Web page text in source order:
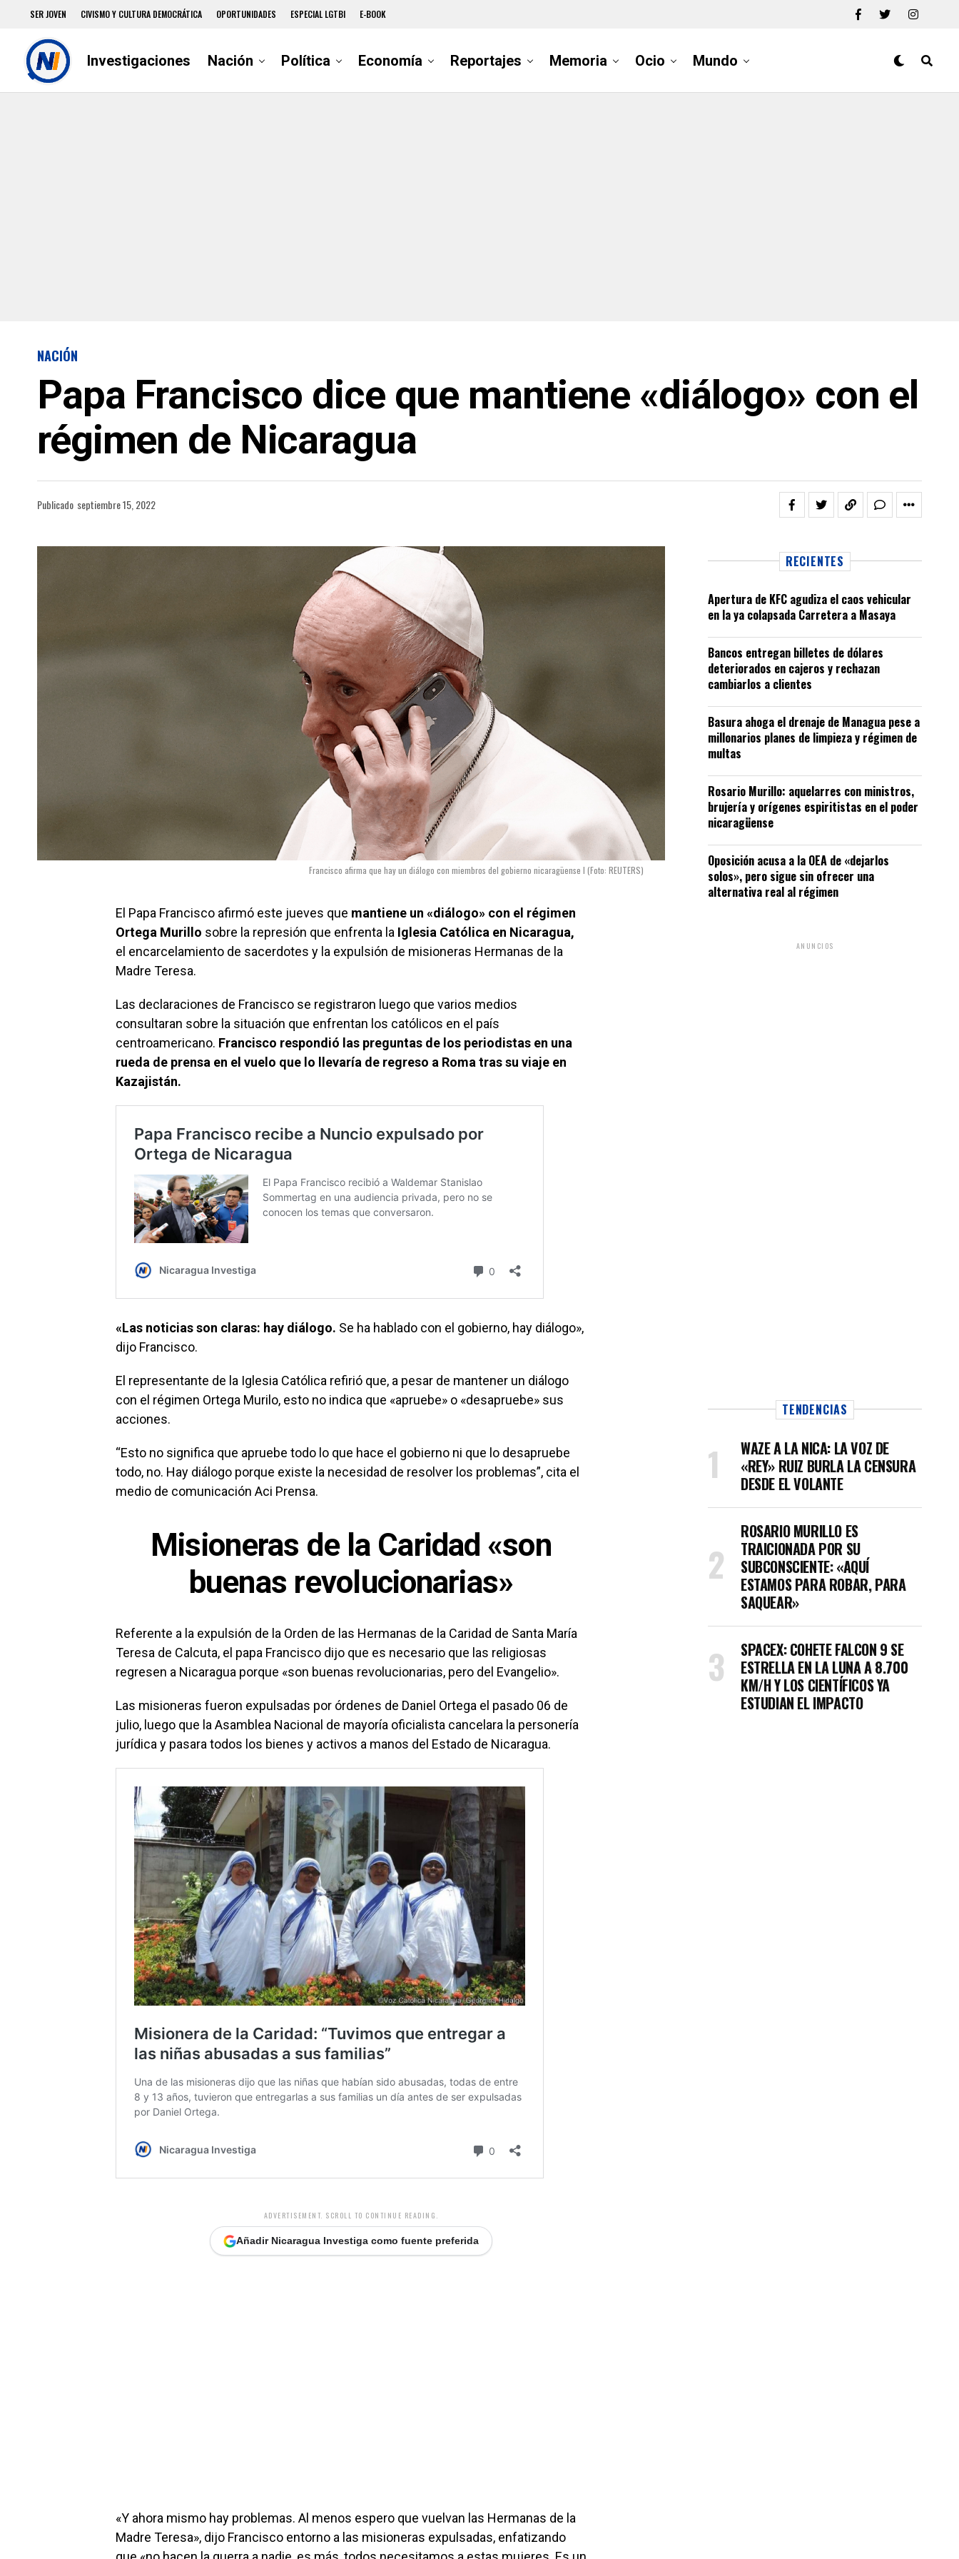
SER JOVEN CIVISMO Y CULTURA DEMOCRÁTICA OPORTUNIDADES ESPECIAL LGTBI E-BOOK
Investigaciones Nación Política Economía Reportajes Memoria Ocio Mundo
NACIÓN
Papa Francisco dice que mantiene «diálogo» con el
régimen de Nicaragua
Publicado septiembre 15, 2022
Francisco afirma que hay un diálogo con miembros del gobierno nicaragüense I (Foto: REUTERS)
El Papa Francisco afirmó este jueves que mantiene un «diálogo» con el régimen
Ortega Murillo sobre la represión que enfrenta la Iglesia Católica en Nicaragua,
el encarcelamiento de sacerdotes y la expulsión de misioneras Hermanas de la
Madre Teresa.
Las declaraciones de Francisco se registraron luego que varios medios
consultaran sobre la situación que enfrentan los católicos en el país
centroamericano. Francisco respondió las preguntas de los periodistas en una
rueda de prensa en el vuelo que lo llevaría de regreso a Roma tras su viaje en
Kazajistán.
«Las noticias son claras: hay diálogo. Se ha hablado con el gobierno, hay diálogo»,
dijo Francisco.
El representante de la Iglesia Católica refirió que, a pesar de mantener un diálogo
con el régimen Ortega Murilo, esto no indica que «apruebe» o «desapruebe» sus
acciones.
“Esto no significa que apruebe todo lo que hace el gobierno ni que lo desapruebe
todo, no. Hay diálogo porque existe la necesidad de resolver los problemas”, cita el
medio de comunicación Aci Prensa.
Misioneras de la Caridad «son
buenas revolucionarias»
Referente a la expulsión de la Orden de las Hermanas de la Caridad de Santa María
Teresa de Calcuta, el papa Francisco dijo que es necesario que las religiosas
regresen a Nicaragua porque «son buenas revolucionarias, pero del Evangelio».
Las misioneras fueron expulsadas por órdenes de Daniel Ortega el pasado 06 de
julio, luego que la Asamblea Nacional de mayoría oficialista cancelara la personería
jurídica y pasara todos los bienes y activos a manos del Estado de Nicaragua.
ADVERTISEMENT. SCROLL TO CONTINUE READING.
Añadir Nicaragua Investiga como fuente preferida
«Y ahora mismo hay problemas. Al menos espero que vuelvan las Hermanas de la
Madre Teresa», dijo Francisco entorno a las misioneras expulsadas, enfatizando
RECIENTES
Apertura de KFC agudiza el caos vehicular
en la ya colapsada Carretera a Masaya
Bancos entregan billetes de dólares
deteriorados en cajeros y rechazan
cambiarlos a clientes
Basura ahoga el drenaje de Managua pese a
millonarios planes de limpieza y régimen de
multas
Rosario Murillo: aquelarres con ministros,
brujería y orígenes espiritistas en el poder
nicaragüense
Oposición acusa a la OEA de «dejarlos
solos», pero sigue sin ofrecer una
alternativa real al régimen
ANUNCIOS
TENDENCIAS
WAZE A LA NICA: LA VOZ DE
«REY» RUIZ BURLA LA CENSURA
DESDE EL VOLANTE
ROSARIO MURILLO ES
TRAICIONADA POR SU
SUBCONSCIENTE: «AQUÍ
ESTAMOS PARA ROBAR, PARA
SAQUEAR»
SPACEX: COHETE FALCON 9 SE
ESTRELLA EN LA LUNA A 8.700
KM/H Y LOS CIENTÍFICOS YA
ESTUDIAN EL IMPACTO